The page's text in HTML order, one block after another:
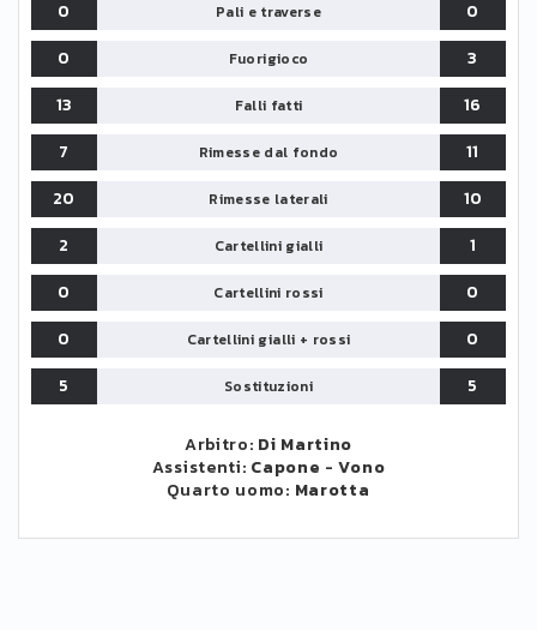
0 Pali e traverse
0
0
Fuorigioco
3
13
Falli fatti
16
7
Rimesse dal fondo
11
20
Rimesse laterali
10
2
Cartellini gialli
1
0
Cartellini rossi
0
0
Cartellini gialli + rossi
0
5
Sostituzioni 5
Arbitro: Di Martino
Assistenti: Capone -Vono
Quarto uomo: Marotta